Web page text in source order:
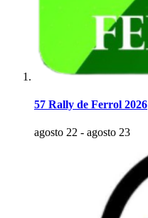
57 Rally de Ferrol 2026
agosto 22 - agosto 23